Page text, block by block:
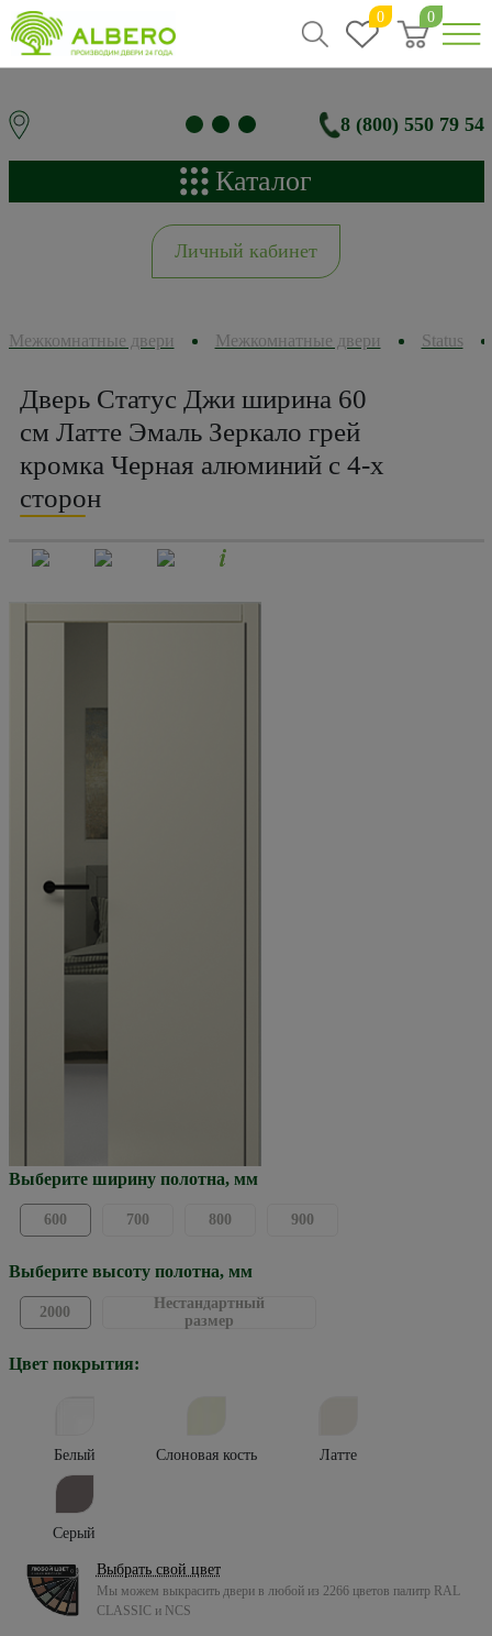
0 0
8 (800) 550 79 54
Каталог
Личный кабинет
Межкомнатные двери Межкомнатные двери Status
Дверь Статус Джи ширина 60
см Латте Эмаль Зеркало грей
кромка Черная алюминий с 4-х
сторон
Выберите ширину полотна, мм
600 700 800 900
Выберите высоту полотна, мм
2000
Нестандартный
размер
Цвет покрытия:
Белый Слоновая кость Латте
Серый
Выбрать свой цвет
Мы можем выкрасить двери в любой из 2266 цветов палитр RAL
CLASSIC и NCS